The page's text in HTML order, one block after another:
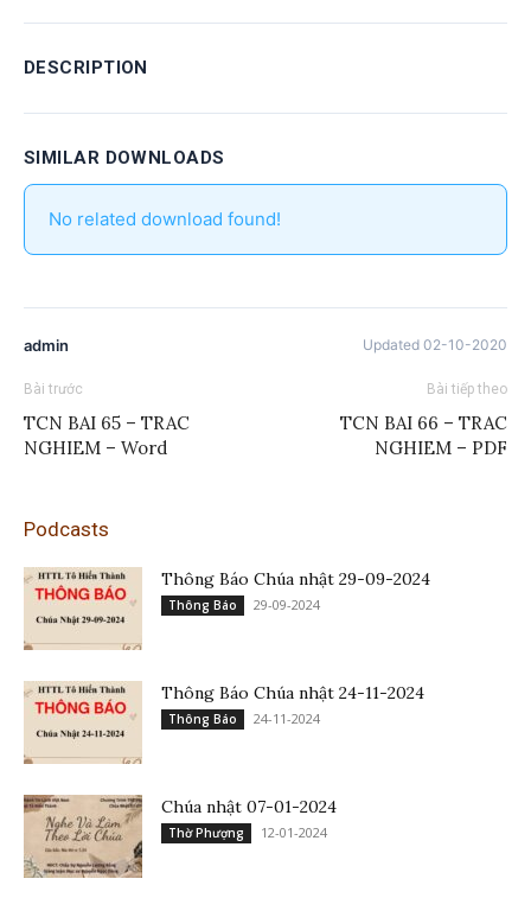
DESCRIPTION
SIMILAR DOWNLOADS
No related download found!
admin Updated 02-10-2020
Bài trước
TCN BAI 65 – TRAC
NGHIEM – Word
Bài tiếp theo
TCN BAI 66 – TRAC
NGHIEM – PDF
Podcasts
Thông Báo Chúa nhật 29-09-2024
Thông Báo 29-09-2024
Thông Báo Chúa nhật 24-11-2024
Thông Báo 24-11-2024
Chúa nhật 07-01-2024
Thờ Phượng 12-01-2024